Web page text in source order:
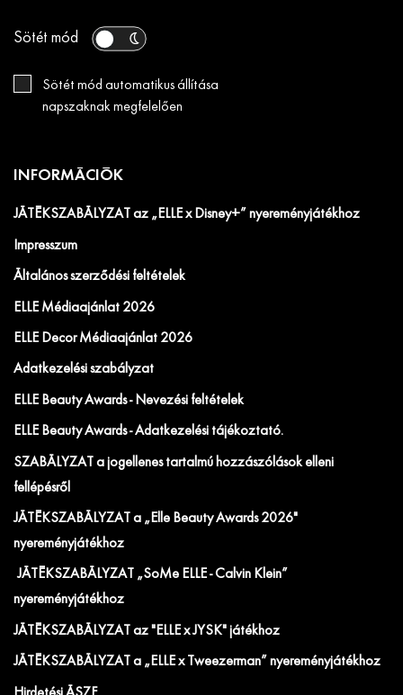
Sötét mód
Sötét mód automatikus állítása
napszaknak megfelelően
INFORMÁCIÓK
JÁTÉKSZABÁLYZAT az „ELLE x Disney+” nyereményjátékhoz
Impresszum
Általános szerződési feltételek
ELLE Médiaajánlat 2026
ELLE Decor Médiaajánlat 2026
Adatkezelési szabályzat
ELLE Beauty Awards - Nevezési feltételek
ELLE Beauty Awards - Adatkezelési tájékoztató.
SZABÁLYZAT a jogellenes tartalmú hozzászólások elleni
fellépésről
JÁTÉKSZABÁLYZAT a „Elle Beauty Awards 2026"
nyereményjátékhoz
JÁTÉKSZABÁLYZAT „SoMe ELLE - Calvin Klein”
nyereményjátékhoz
JÁTÉKSZABÁLYZAT az "ELLE x JYSK" játékhoz
JÁTÉKSZABÁLYZAT a „ELLE x Tweezerman” nyereményjátékhoz